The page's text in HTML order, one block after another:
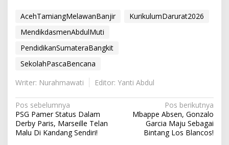
AcehTamiangMelawanBanjir
KurikulumDarurat2026
MendikdasmenAbdulMuti
PendidikanSumateraBangkit
SekolahPascaBencana
Writer: Nurahmawati
Editor: Yanti Abdul
N
a
v
Pos sebelumnya
PSG Pamer Status Dalam
Derby Paris, Marseille Telan
Malu Di Kandang Sendiri!
Pos berikutnya
Mbappe Absen, Gonzalo
Garcia Maju Sebagai
Bintang Los Blancos!